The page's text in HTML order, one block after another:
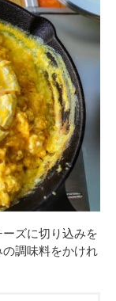
ズに切り込みを
調味料をかけれ